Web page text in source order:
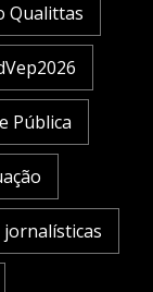
Qualittas
Pública